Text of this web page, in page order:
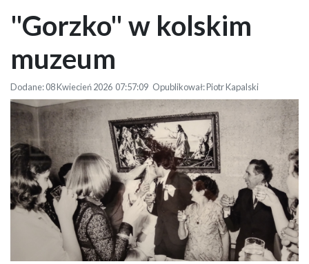
"Gorzko" w kolskim
muzeum
Dodane: 08 Kwiecień 2026 07:57:09 Opublikował: Piotr Kapalski